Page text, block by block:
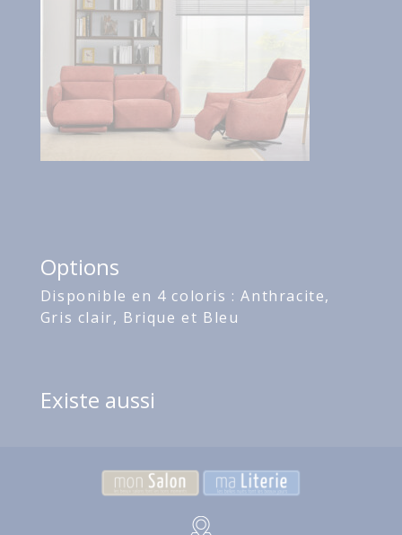
Options
Disponible en 4 coloris : Anthracite,
Gris clair, Brique et Bleu
Existe aussi